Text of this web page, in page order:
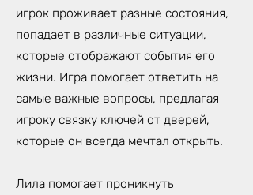
игрок проживает разные состояния,
попадает в различные ситуации,
которые отображают события его
жизни. Игра помогает ответить на
самые важные вопросы, предлагая
игроку связку ключей от дверей,
которые он всегда мечтал открыть.
Лила помогает проникнуть